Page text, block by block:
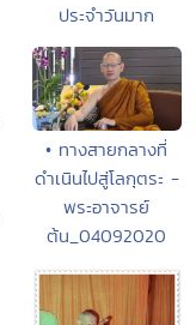
ประจำวันมาก
• ทางสายกลางที่
ดำเนินไปสู่โลกุตระ -
พระอาจารย์
ต้น_04092020